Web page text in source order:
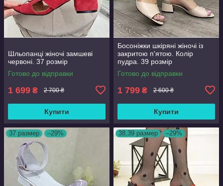
Шльопанці жіночі замшеві
червоні. 37 розмір
Готово до відправки
1 699 ₴ 2 700 ₴
Купити
Босоніжки шкіряні жіночі із
закритою п'ятою. Колір
пудра. 39 розмір
Готово до відправки
1 799 ₴ 2 600 ₴
Купити
37 размер –29% 38,39 размер –29%